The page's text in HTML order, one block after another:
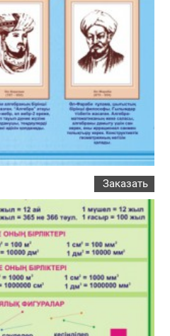
Заказать